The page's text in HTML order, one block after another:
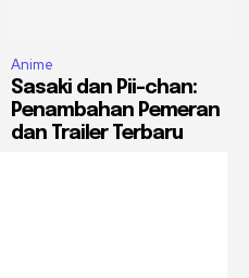
Anime
Sasaki dan Pii-chan:
Penambahan Pemeran
dan Trailer Terbaru